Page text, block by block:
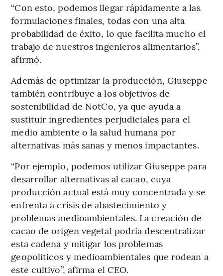
“Con esto, podemos llegar rápidamente a las
formulaciones finales, todas con una alta
probabilidad de éxito, lo que facilita mucho el
trabajo de nuestros ingenieros alimentarios”,
afirmó.
Además de optimizar la producción, Giuseppe
también contribuye a los objetivos de
sostenibilidad de NotCo, ya que ayuda a
sustituir ingredientes perjudiciales para el
medio ambiente o la salud humana por
alternativas más sanas y menos impactantes.
“Por ejemplo, podemos utilizar Giuseppe para
desarrollar alternativas al cacao, cuya
producción actual está muy concentrada y se
enfrenta a crisis de abastecimiento y
problemas medioambientales. La creación de
cacao de origen vegetal podría descentralizar
esta cadena y mitigar los problemas
geopolíticos y medioambientales que rodean a
este cultivo”, afirma el CEO.